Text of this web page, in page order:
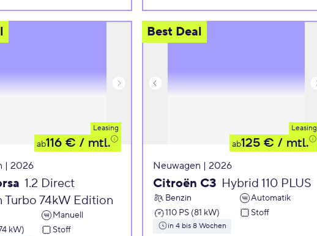
Leasing
ab116 € / mtl.
| 2026
1.2 Direct
Turbo 74kW Edition
Manuell
kW)
Stoff
Best Deal
Leasing
ab125 € / mtl.
Neuwagen | 2026
Citroën C3 Hybrid 110 PLUS
Benzin
Automatik
110 PS (81 kW)
Stoff
in 4 bis 8 Wochen